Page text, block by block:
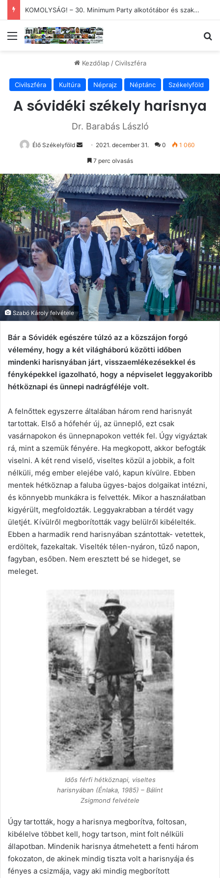
KIÁLLÍTÁS – Székelyudvarhelyi és magyar – és menyasszony
Menü
Kezdőlap / Civilszféra
Civilszféra Kultúra Néprajz Néptánc Székelyföld
A sóvidéki székely harisnya
Dr. Barabás László
Élő Székelyföld
Send
an
2021. december 31. 0 1 060
7 perc olvasás
Szabó Károly felvétele
Bár a Sóvidék egészére túlzó az a közszájon forgó
vélemény, hogy a két világháború közötti időben
mindenki harisnyában járt, visszaemlékezésekkel és
fényképekkel igazolható, hogy a népviselet leggyakoribb
hétköznapi és ünnepi nadrágféléje volt.
A felnőttek egyszerre általában három rend harisnyát
tartottak. Első a hófehér új, az ünneplő, ezt csak
vasárnapokon és ünnepnapokon vették fel. Úgy vigyáztak
rá, mint a szemük fényére. Ha megkopott, akkor befogták
viselni. A két rend viselő, viseltes közül a jobbik, a folt
nélküli, még ember elejébe való, kapun kívülre. Ebben
mentek hétköznap a faluba ügyes-bajos dolgaikat intézni,
és könnyebb munkákra is felvették. Mikor a használatban
kigyérült, megfoldozták. Leggyakrabban a térdét vagy
ületjét. Kívülről megborították vagy belülről kibélelték.
Ebben a harmadik rend harisnyában szántottak- vetettek,
erdöltek, fazekaltak. Viselték télen-nyáron, tűző napon,
fagyban, esőben. Nem eresztett bé se hideget, se
meleget.
Idős férfi hétköznapi, viseltes
harisnyában (Énlaka, 1985) – Bálint
Zsigmond felvétele
Úgy tartották, hogy a harisnya megborítva, foltosan,
kibélelve többet kell, hogy tartson, mint folt nélküli
állapotban. Mindenik harisnya átmehetett a fenti három
fokozaton, de akinek mindig tiszta volt a harisnyája és
fényes a csizmája, vagy aki mindig megborított